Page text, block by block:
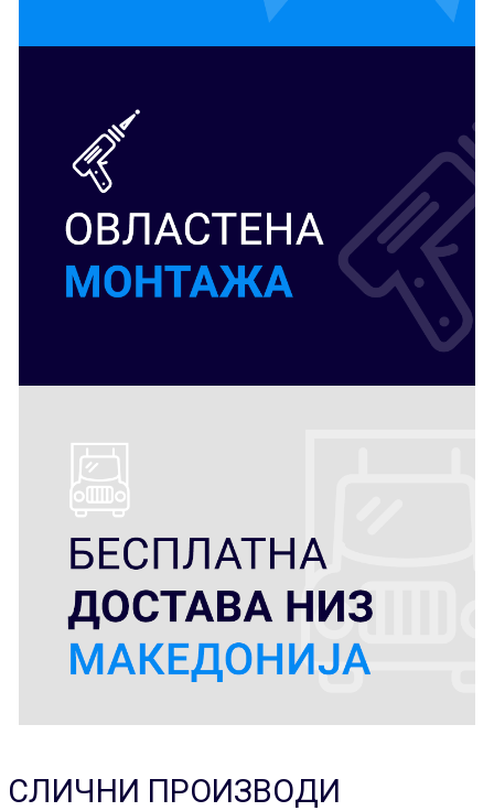
СЛИЧНИ ПРОИЗВОДИ